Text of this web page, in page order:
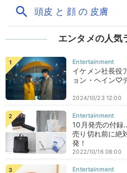
エンタメの人気
イケメン社長役
ョン・ヘイン♡
2024/10/23 12:00
10月発売の付録
売り切れ前に絶
発！
2022/10/16 08:00